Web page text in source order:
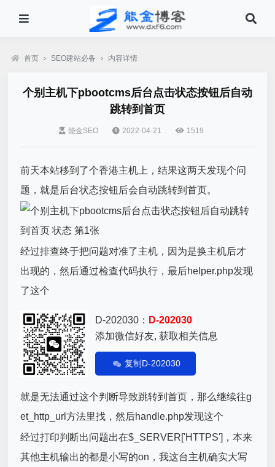
首页 › SEO建站必备 › 内容详情
个别主机下pbootcms后台点击状态按钮后自动
跳转到首页
能金SEO 2022-04-21 1519
前天本站移到了个香港主机上，结果这两天发现个问
题，就是后台状态按钮后会自动跳转到首页。
经过排查终于把问题对准了主机，因为是换主机后才
出现的，然后通过检查代码执行，最后helper.php发现
了这个
D-202030： D-202030
添加微信好友, 获取相关信息
复制D-202030
就是无法通过这个判断导致跳转到首页，那么继续往g
et_http_url方法里找，然后handle.php发现这个
经过打印判断出问题出在$_SERVER['HTTPS']，本来
其他主机输出的都是小写的on，我这台主机确实大写